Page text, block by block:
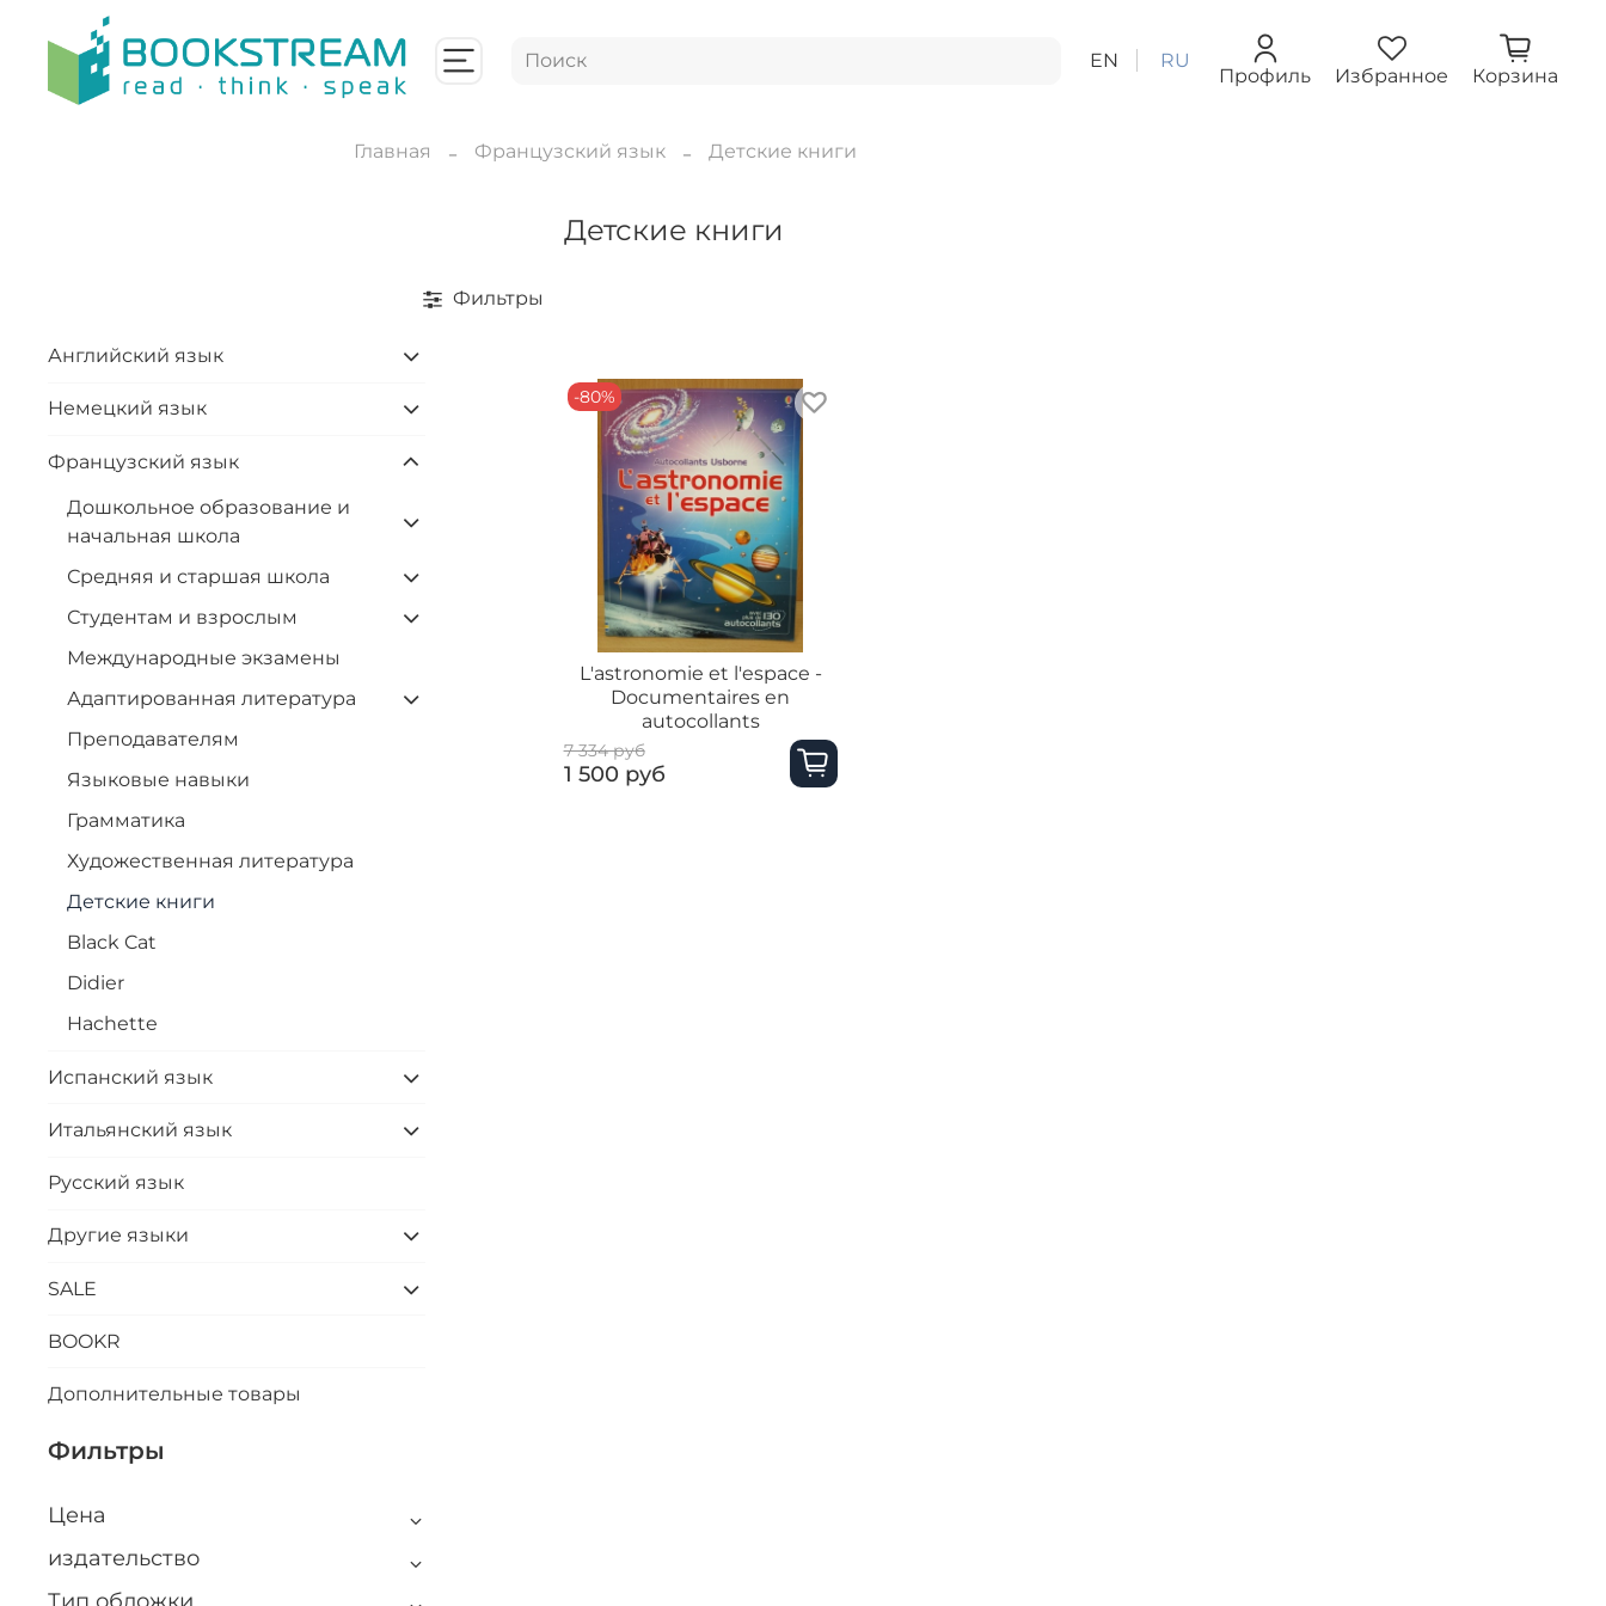
EN RU
Профиль Избранное Корзина
Главная Французский язык Детские книги
Детские книги
Фильтры
-80%
L'astronomie et l'espace -
Documentaires en
autocollants
7 334 руб
1 500 руб
Английский язык
Немецкий язык
Французский язык
Дошкольное образование и
начальная школа
Средняя и старшая школа
Студентам и взрослым
Международные экзамены
Адаптированная литература
Преподавателям
Языковые навыки
Грамматика
Художественная литература
Детские книги
Black Cat
Didier
Hachette
Испанский язык
Итальянский язык
Русский язык
Другие языки
SALE
BOOKR
Дополнительные товары
Фильтры
Цена
издательство